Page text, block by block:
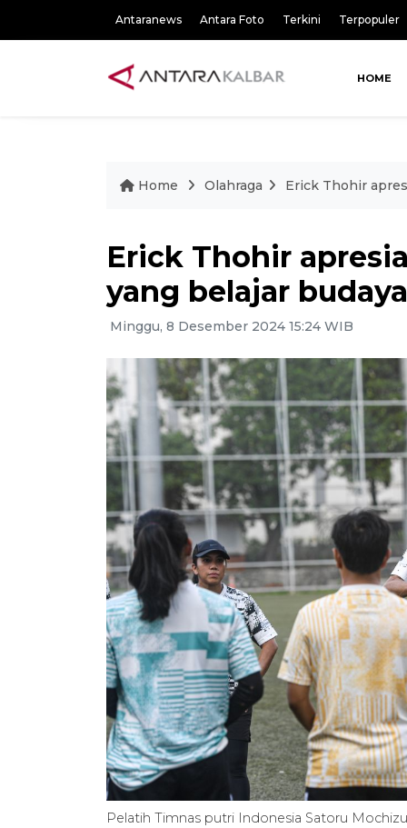
Antaranews Antara Foto Terkini Terpopuler
HOME
Home Olahraga Erick Thohir
Erick Thohir
yang belajar
Minggu, 8 Desember 2024 15:24 WIB
Pelatih Timnas putri Indonesia Satoru